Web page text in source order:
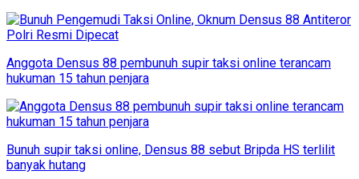
Anggota Densus 88 pembunuh supir taksi online terancam
hukuman 15 tahun penjara
Bunuh supir taksi online, Densus 88 sebut Bripda HS terlilit
banyak hutang